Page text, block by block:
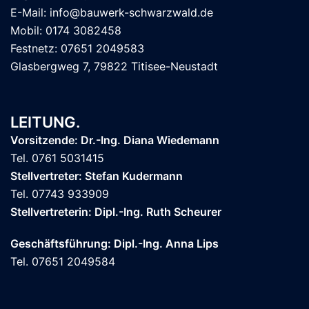
E-Mail: info@bauwerk-schwarzwald.de
Mobil: 0174 3082458
Festnetz: 07651 2049583
Glasbergweg 7, 79822 Titisee-Neustadt
LEITUNG.
Vorsitzende: Dr.-Ing. Diana Wiedemann
Tel. 0761 5031415
Stellvertreter: Stefan Kudermann
Tel. 07743 933909
Stellvertreterin: Dipl.-Ing. Ruth Scheurer
Geschäftsführung: Dipl.-Ing. Anna Lips
Tel. 07651 2049584